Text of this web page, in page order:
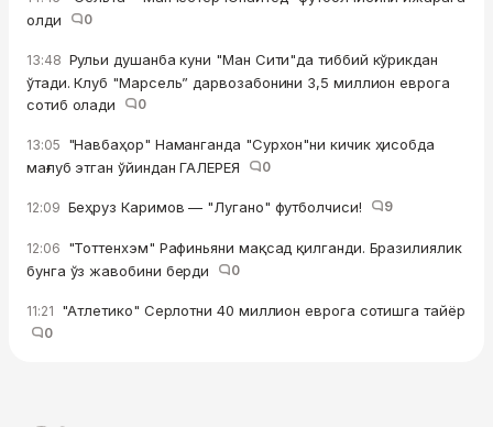
олди
0
13:48 Рульи душанба куни "Ман Сити"да тиббий кўрикдан
ўтади. Клуб "Марсель” дарвозабонини 3,5 миллион еврога
сотиб олади
0
13:05 "Навбаҳор" Наманганда "Сурхон"ни кичик ҳисобда
мағлуб этган ўйиндан ГАЛЕРЕЯ
0
12:09 Беҳруз Каримов — "Лугано" футболчиси! 9
12:06 "Тоттенхэм" Рафиньяни мақсад қилганди. Бразилиялик
бунга ўз жавобини берди
0
11:21 "Атлетико" Серлотни 40 миллион еврога сотишга тайёр
0